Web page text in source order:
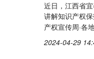
近日，江西省
讲解知识产权
产权宣传周·各
2024-04-29